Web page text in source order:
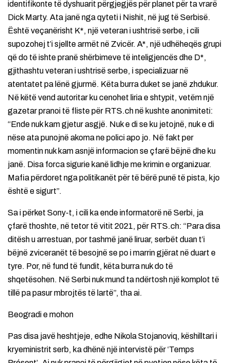
identifikonte të dyshuarit përgjegjës për planet për ta vrarë
Dick Marty. Ata janë nga qyteti i Nishit, në jug të Serbisë.
Është veçanërisht K*, një veteran i ushtrisë serbe, i cili
supozohej t’i sjellte armët në Zvicër. A*, një udhëheqës grupi
që do të ishte pranë shërbimeve të inteligjencës dhe D*,
gjithashtu veteran i ushtrisë serbe, i specializuar në
atentatet pa lënë gjurmë. Këta burra duket se janë zhdukur.
Në këtë vend autoritar ku cenohet liria e shtypit, vetëm një
gazetar pranoi të fliste për RTS.ch në kushte anonimiteti:
“Ende nuk kam gjetur asgjë. Nuk e di se ku jetojnë, nuk e di
nëse ata punojnë akoma ne polici apo jo. Në fakt per
momentin nuk kam asnjë informacion se çfarë bëjnë dhe ku
janë. Disa forca sigurie kanë lidhje me krimin e organizuar.
Mafia përdoret nga politikanët për të bërë punë të pista, kjo
është e sigurt”.
Sa i përket Sony-t, i cili ka ende informatorë në Serbi, ja
çfarë thoshte, në tetor të vitit 2021, për RTS.ch: “Para disa
ditësh u arrestuan, por tashmë janë liruar, serbët duan t’i
bëjnë zviceranët të besojnë se po i marrin gjërat në duart e
tyre. Por, në fund të fundit, këta burra nuk do të
shqetësohen. Në Serbi nuk mund ta ndërtosh një komplot të
tillë pa pasur mbrojtës të lartë”, tha ai.
Beogradi e mohon
Pas disa javë heshtjeje, edhe Nikola Stojanoviq, këshilltari i
kryeministrit serb, ka dhënë një intervistë për ‘Temps